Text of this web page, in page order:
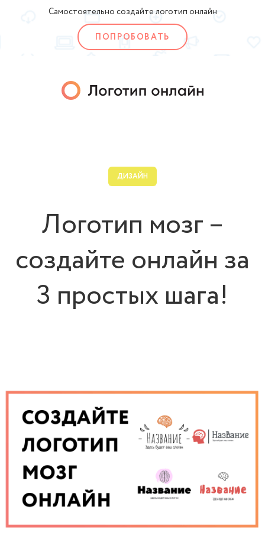
Самостоятельно создайте логотип онлайн
ПОПРОБОВАТЬ
ДИЗАЙН
Логотип мозг –
создайте онлайн за
3 простых шага!